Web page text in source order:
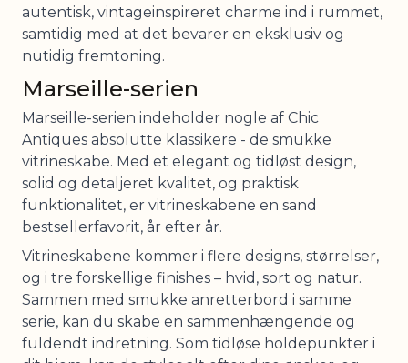
autentisk, vintageinspireret charme ind i rummet,
samtidig med at det bevarer en eksklusiv og
nutidig fremtoning.
Marseille-serien
Marseille-serien indeholder nogle af Chic
Antiques absolutte klassikere - de smukke
vitrineskabe. Med et elegant og tidløst design,
solid og detaljeret kvalitet, og praktisk
funktionalitet, er vitrineskabene en sand
bestsellerfavorit, år efter år.
Vitrineskabene kommer i flere designs, størrelser,
og i tre forskellige finishes – hvid, sort og natur.
Sammen med smukke anretterbord i samme
serie, kan du skabe en sammenhængende og
fuldendt indretning. Som tidløse holdepunkter i